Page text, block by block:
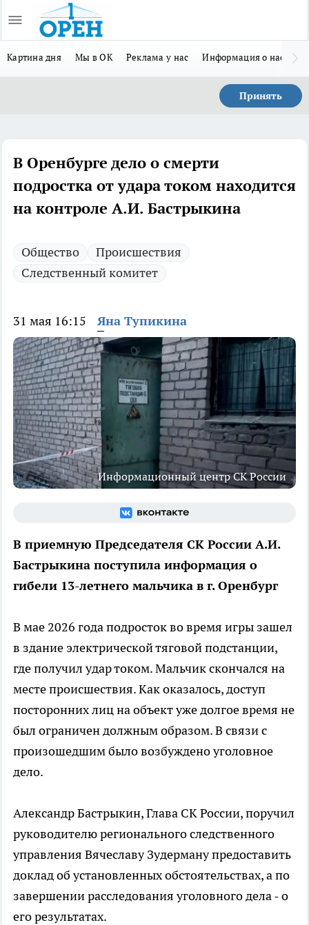
Картина дня Мы в ОК Реклама у нас Информация о нас
Принять
В Оренбурге дело о смерти
подростка от удара током находится
на контроле А.И. Бастрыкина
Общество
Происшествия
Следственный комитет
31 мая 16:15 Яна Тупикина
Информационный центр СК России
В приемную Председателя СК России А.И.
Бастрыкина поступила информация о
гибели 13-летнего мальчика в г. Оренбург
В мае 2026 года подросток во время игры зашел
в здание электрической тяговой подстанции,
где получил удар током. Мальчик скончался на
месте происшествия. Как оказалось, доступ
посторонних лиц на объект уже долгое время не
был ограничен должным образом. В связи с
произошедшим было возбуждено уголовное
дело.
Александр Бастрыкин, Глава СК России, поручил
руководителю регионального следственного
управления Вячеславу Зудерману предоставить
доклад об установленных обстоятельствах, а по
завершении расследования уголовного дела - о
его результатах.